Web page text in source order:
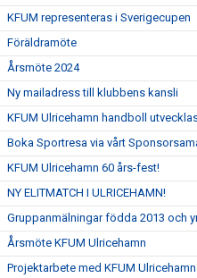
KFUM representeras i Sverigecupen
Föräldramöte
Årsmöte 2024
Ny mailadress till klubbens kansli
KFUM Ulricehamn handboll
Boka Sportresa via vårt
KFUM Ulricehamn 60 års-fest!
NY ELITMATCH I ULRICEHAMN!
Gruppanmälningar födda 2013 och
Årsmöte KFUM Ulricehamn
Projektarbete med KFUM